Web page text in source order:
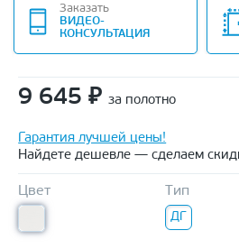
Заказать
ВИДЕО-
КОНСУЛЬТАЦИЯ
9 645 ₽ за полотно
Гарантия лучшей цены!
Найдете дешевле — сделаем
Цвет Тип
ДГ